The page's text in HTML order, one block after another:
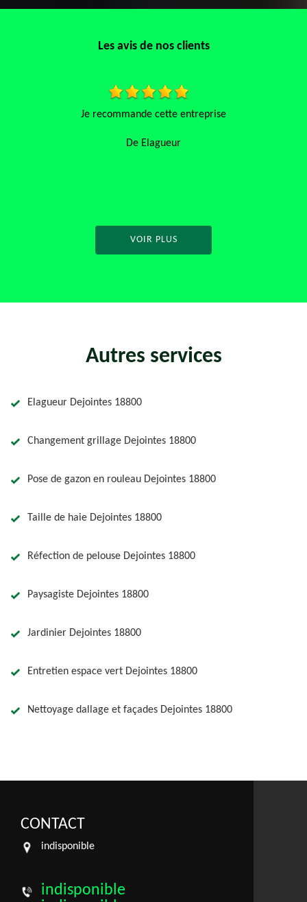
Les avis de nos clients
Artisans, sérieux Travail soigné Je
VOIR PLUS
Autres services
Elagueur Dejointes 18800
Changement grillage Dejointes 18800
Pose de gazon en rouleau Dejointes 18800
Taille de haie Dejointes 18800
Réfection de pelouse Dejointes 18800
Paysagiste Dejointes 18800
Jardinier Dejointes 18800
Entretien espace vert Dejointes 18800
Nettoyage dallage et façades Dejointes 18800
CONTACT
indisponible
indisponible